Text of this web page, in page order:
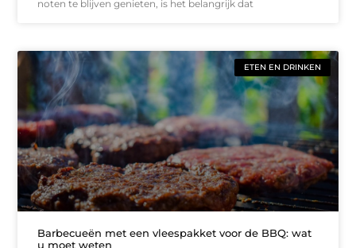
noten te blijven genieten, is het belangrijk dat
ETEN EN DRINKEN
Barbecueën met een vleespakket voor de BBQ: wat
u moet weten